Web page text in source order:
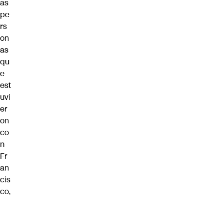
as
pe
rs
on
as
qu
e
est
uvi
er
on
co
n
Fr
an
cis
co,